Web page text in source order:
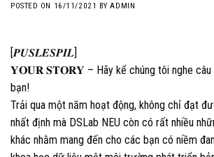
POSTED ON 16/11/2021 BYADMIN
[𝑷𝑼𝑺𝑳𝑬𝑺𝑷𝑰𝑳]
𝐘𝐎𝐔𝐑 𝐒𝐓𝐎𝐑𝐘 – Hãy kể chúng tôi nghe câu
bạn!
Trải qua một năm hoạt động, không chỉ đạt
nhất định mà DSLab NEU còn có rất nhiều
khác nhằm mang đến cho các bạn có niềm